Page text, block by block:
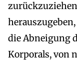
die Abneigung
Korporals, von